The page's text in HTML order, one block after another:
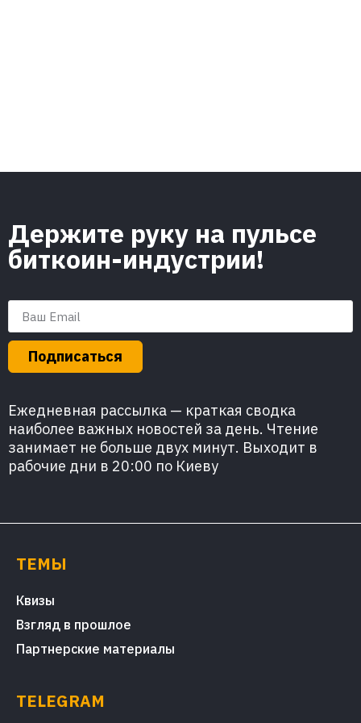
Держите руку на пульсе
биткоин-индустрии!
Подписаться
Ежедневная рассылка — краткая сводка
наиболее важных новостей за день. Чтение
занимает не больше двух минут. Выходит в
рабочие дни в 20:00 по Киеву
ТЕМЫ
Квизы
Взгляд в прошлое
Партнерские материалы
TELEGRAM